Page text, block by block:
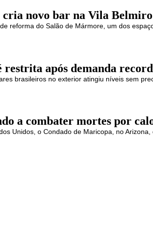
cria novo bar na Vila Belmiro
reforma do Salão de Mármore, um dos
restrita após demanda
brasileiros no exterior atingiu níveis sem
a combater mortes por
Unidos, o Condado de Maricopa, no